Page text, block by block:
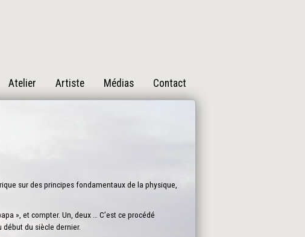
Atelier Artiste Médias Contact
sur des principes fondamentaux de la physique,
», et compter. Un, deux … C’est ce procédé
du siècle dernier.